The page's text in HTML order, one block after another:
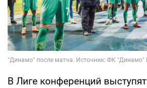
В Лиге конференций выступят